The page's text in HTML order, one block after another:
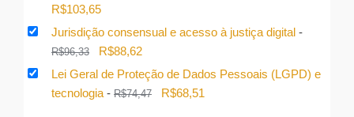
R$123,99.
O
preço
original
R$103,65O
preço
atual
R$103,65.
Jurisdição consensual e acesso à justiça digital -
R$96,33
O
preço
original
R$88,62O
preço
atual
Lei Geral de Proteção de Dados Pessoais (LGPD) e
tecnologia - R$74,47
O
R$68,51